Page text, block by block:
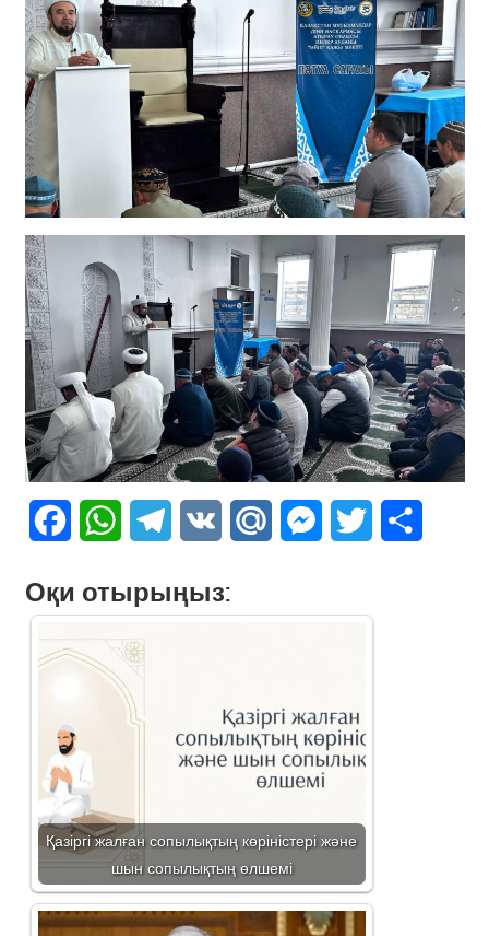
FacebookWhatsAppTelegram
VK Mail.Ru Messenger
Twitter
Оқи отырыңыз:
Қазіргі жалған сопылықтың көріністері және
шын сопылықтың өлшемі